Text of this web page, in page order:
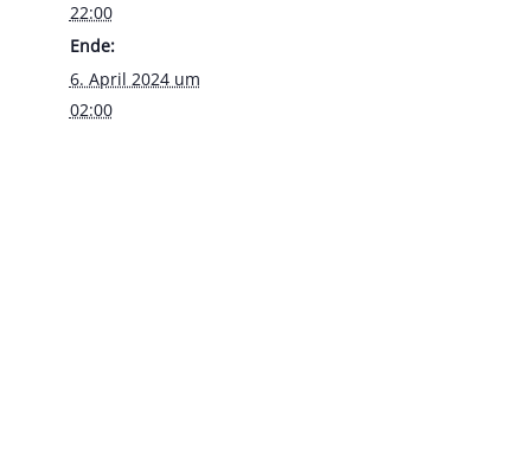
22:00
Ende:
6. April 2024 um
02:00